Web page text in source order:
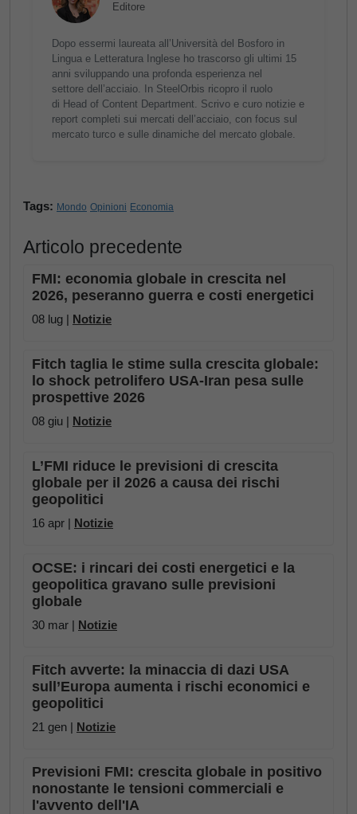
Editore
Dopo essermi laureata all’Università del Bosforo in
Lingua e Letteratura Inglese ho trascorso gli ultimi 15
anni sviluppando una profonda esperienza nel
settore dell’acciaio. In SteelOrbis ricopro il ruolo
di Head of Content Department. Scrivo e curo notizie e
report completi sui mercati dell’acciaio, con focus sul
mercato turco e sulle dinamiche del mercato globale.
Tags: Mondo Opinioni Economia
Articolo precedente
FMI: economia globale in crescita nel
2026, peseranno guerra e costi energetici
08 lug | Notizie
Fitch taglia le stime sulla crescita globale:
lo shock petrolifero USA-Iran pesa sulle
prospettive 2026
08 giu | Notizie
L’FMI riduce le previsioni di crescita
globale per il 2026 a causa dei rischi
geopolitici
16 apr | Notizie
OCSE: i rincari dei costi energetici e la
geopolitica gravano sulle previsioni
globale
30 mar | Notizie
Fitch avverte: la minaccia di dazi USA
sull’Europa aumenta i rischi economici e
geopolitici
21 gen | Notizie
Previsioni FMI: crescita globale in positivo
nonostante le tensioni commerciali e
l'avvento dell'IA